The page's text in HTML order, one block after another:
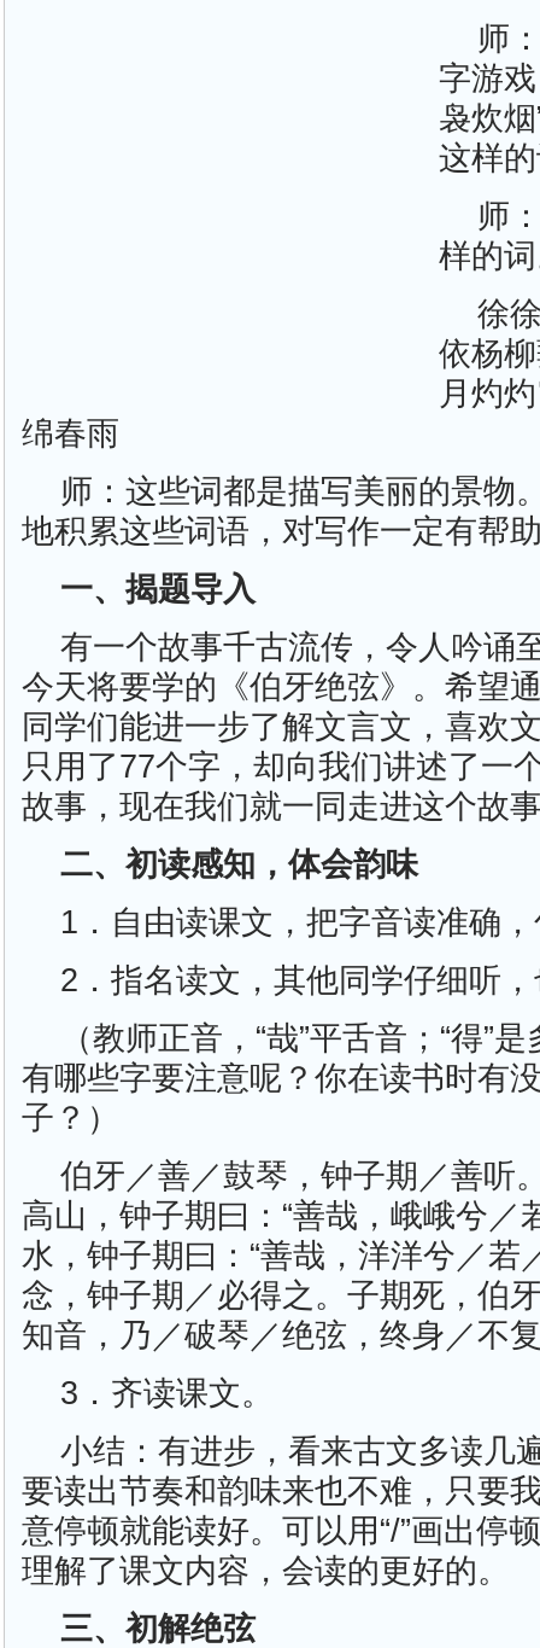
师
字游
袅炊
这样
师
样的
徐
依杨
月灼
绵春雨
师：这些词都是描写美丽的景物
地积累这些词语，对写作一定有帮
一、揭题导入
有一个故事千古流传，令人吟诵
今天将要学的《伯牙绝弦》。希望
同学们能进一步了解文言文，喜欢
只用了77个字，却向我们讲述了一
故事，现在我们就一同走进这个故
二、初读感知，体会韵味
1．自由读课文，把字音读准确
2．指名读文，其他同学仔细听
（教师正音，“哉”平舌音；“得”
有哪些字要注意呢？你在读书时有
子？）
伯牙／善／鼓琴，钟子期／善听
高山，钟子期曰：“善哉，峨峨兮／
水，钟子期曰：“善哉，洋洋兮／若
念，钟子期／必得之。子期死，伯
知音，乃／破琴／绝弦，终身／不
3．齐读课文。
小结：有进步，看来古文多读几
要读出节奏和韵味来也不难，只要
意停顿就能读好。可以用“/”画出停
理解了课文内容，会读的更好的。
三、初解绝弦